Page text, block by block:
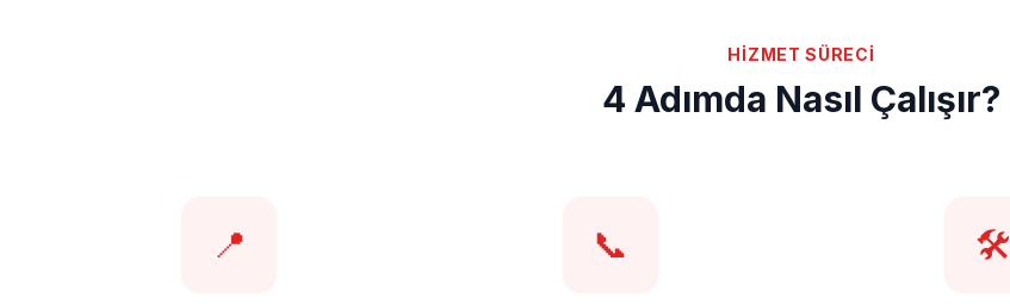
HİZMET SÜRECİ
4 Adımda Nasıl Çalışır?
📍 📞 🛠️